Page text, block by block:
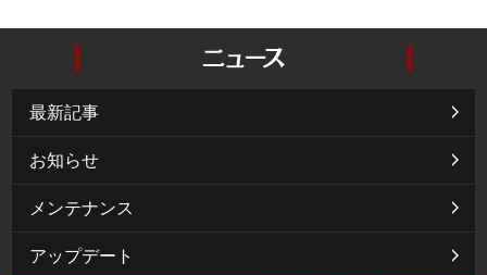
最新記事
お知らせ
メンテナンス
アップデート